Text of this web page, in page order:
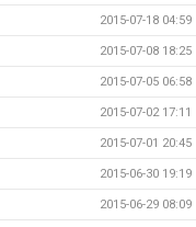
2015-07-18 04:59
2015-07-08 18:25
2015-07-05 06:58
2015-07-02 17:11
2015-07-01 20:45
2015-06-30 19:19
2015-06-29 08:09